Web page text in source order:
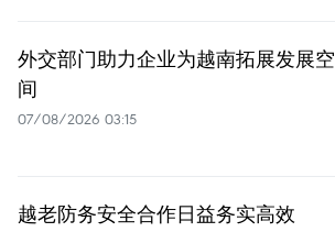
外交部门助力企业为越南拓展发展空
间
07/08/2026 03:15
越老防务安全合作日益务实高效